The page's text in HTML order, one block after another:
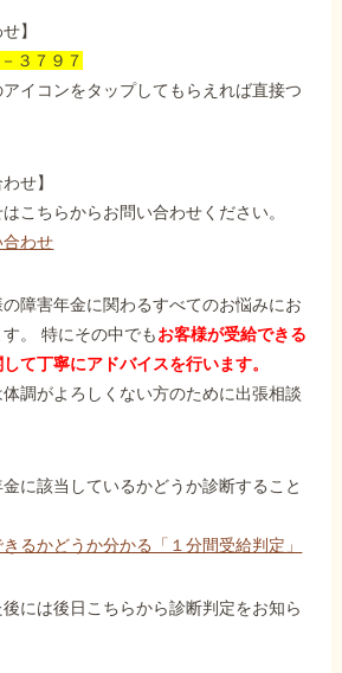
】
３７９７
イコンをタップしてもらえれば直接つ
せ】
こちらからお問い合わせください。
合わせ
障害年金に関わるすべてのお悩みにお
。 特にその中でもお客様が受給できる
て丁寧にアドバイスを行います。
調がよろしくない方のために出張相談
に該当しているかどうか診断すること
るかどうか分かる「１分間受給判定」
には後日こちらから診断判定をお知ら